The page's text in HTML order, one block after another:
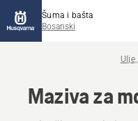
Šuma i bašta
Bosanski
Maziva za